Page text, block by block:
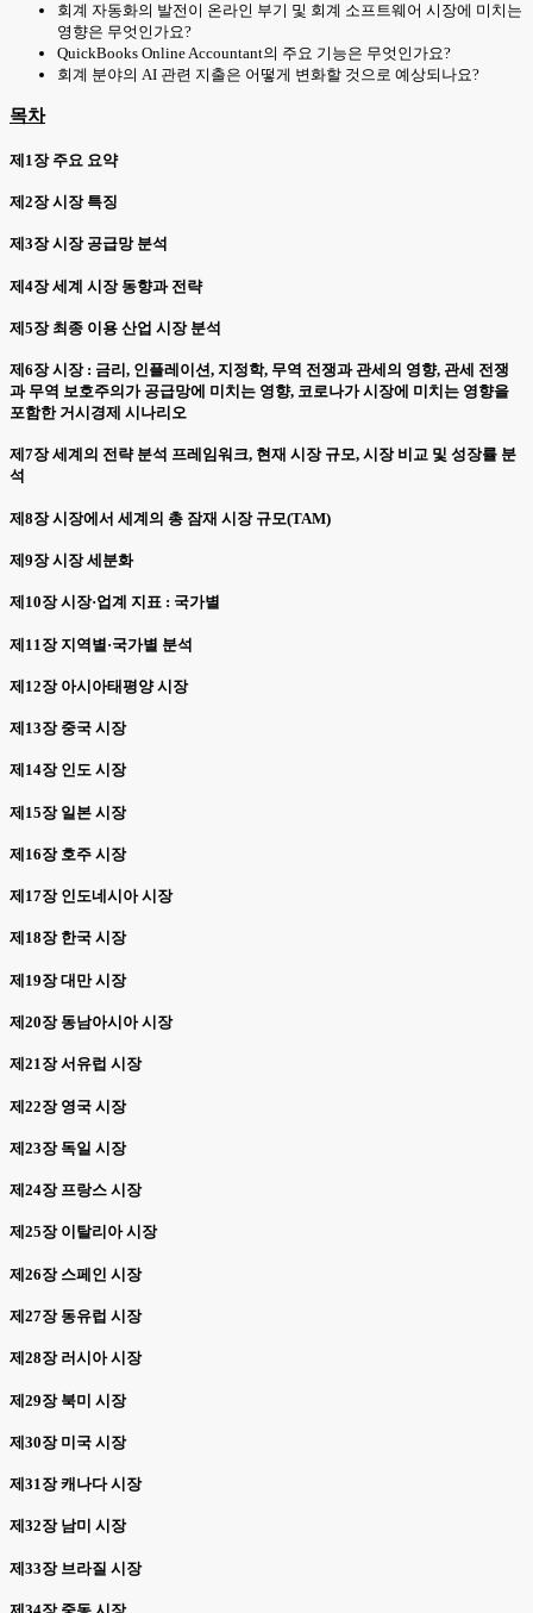
회계 자동화의 발전이 온라인 부기 및 회계 소프트웨어 시장에 미치는
영향은 무엇인가요?
QuickBooks Online Accountant의 주요 기능은 무엇인가요?
회계 분야의 AI 관련 지출은 어떻게 변화할 것으로 예상되나요?
목차
제1장 주요 요약
제2장 시장 특징
제3장 시장 공급망 분석
제4장 세계 시장 동향과 전략
제5장 최종 이용 산업 시장 분석
제6장 시장 : 금리, 인플레이션, 지정학, 무역 전쟁과 관세의 영향, 관세 전쟁
과 무역 보호주의가 공급망에 미치는 영향, 코로나가 시장에 미치는 영향을
포함한 거시경제 시나리오
제7장 세계의 전략 분석 프레임워크, 현재 시장 규모, 시장 비교 및 성장률 분
석
제8장 시장에서 세계의 총 잠재 시장 규모(TAM)
제9장 시장 세분화
제10장 시장·업계 지표 : 국가별
제11장 지역별·국가별 분석
제12장 아시아태평양 시장
제13장 중국 시장
제14장 인도 시장
제15장 일본 시장
제16장 호주 시장
제17장 인도네시아 시장
제18장 한국 시장
제19장 대만 시장
제20장 동남아시아 시장
제21장 서유럽 시장
제22장 영국 시장
제23장 독일 시장
제24장 프랑스 시장
제25장 이탈리아 시장
제26장 스페인 시장
제27장 동유럽 시장
제28장 러시아 시장
제29장 북미 시장
제30장 미국 시장
제31장 캐나다 시장
제32장 남미 시장
제33장 브라질 시장